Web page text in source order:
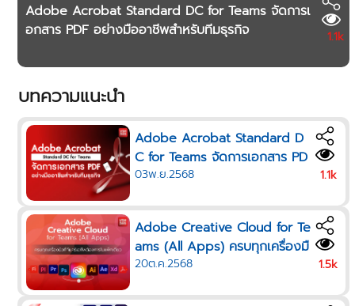
Adobe Acrobat Standard DC for Teams จัดการเ
อกสาร PDF อย่างมืออาชีพสำหรับทีมธุรกิจ
1.1k
บทความแนะนำ
Adobe Acrobat Standard D
C for Teams จัดการเอกสาร PD
F อย่างมืออาชีพสำหรับทีมธุรกิจ
03พ.ย.2568 1.1k
Adobe Creative Cloud for Te
ams (All Apps) ครบทุกเครื่องมื
อที่ทีมครีเอทีฟต้องการในแพ็กเดี
20ต.ค.2568 1.5k